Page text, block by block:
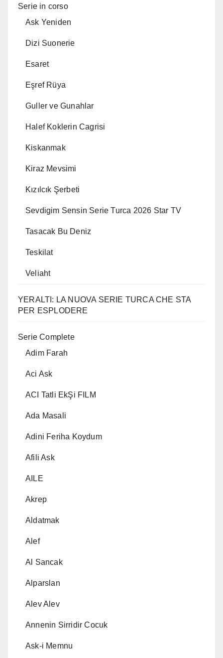
Serie in corso
Ask Yeniden
Dizi Suonerie
Esaret
Eşref Rüya
Guller ve Gunahlar
Halef Koklerin Cagrisi
Kiskanmak
Kiraz Mevsimi
Kızılcık Şerbeti
Sevdigim Sensin Serie Turca 2026 Star TV
Tasacak Bu Deniz
Teskilat
Veliaht
YERALTI: LA NUOVA SERIE TURCA CHE STA
PER ESPLODERE
Serie Complete
Adim Farah
Aci Ask
ACI Tatli EkŞi FILM
Ada Masali
Adini Feriha Koydum
Afili Ask
AILE
Akrep
Aldatmak
Alef
Al Sancak
Alparslan
Alev Alev
Annenin Sirridir Cocuk
Ask-i Memnu